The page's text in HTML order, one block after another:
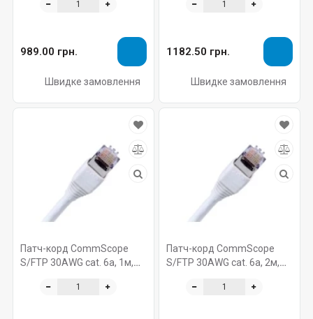
989.00 грн.
Швидке замовлення
1182.50 грн.
Швидке замовлення
Патч-корд CommScope
S/FTP 30AWG cat. 6a, 1м,
Патч-корд CommScope
S/FTP 30AWG cat. 6a, 2м,